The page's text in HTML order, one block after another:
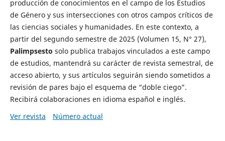
producción de conocimientos en el campo de los Estudios
de Género y sus intersecciones con otros campos críticos de
las ciencias sociales y humanidades. En este contexto, a
partir del segundo semestre de 2025 (Volumen 15, N° 27),
Palimpsesto solo publica trabajos vinculados a este campo
de estudios, mantendrá su carácter de revista semestral, de
acceso abierto, y sus artículos seguirán siendo sometidos a
revisión de pares bajo el esquema de “doble ciego”.
Recibirá colaboraciones en idioma español e inglés.
Ver revista
Número actual